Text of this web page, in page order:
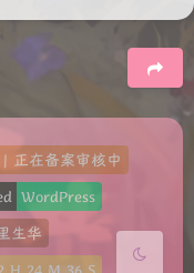
Serif
落 暗化
| 正在备案审核中
WordPress
生华